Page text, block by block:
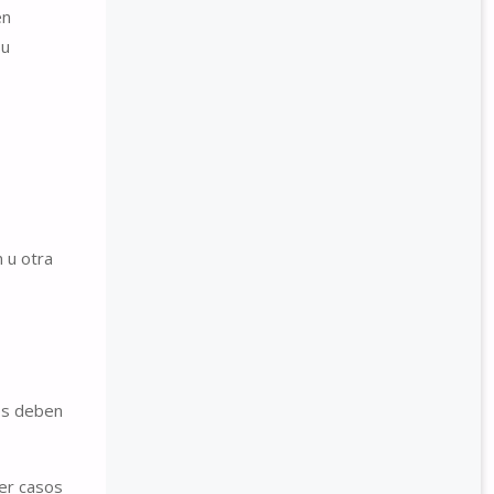
u otra
deben
casos